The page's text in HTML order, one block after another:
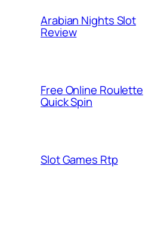
Arabian Nights Slot
Review
Free Online Roulette
Quick Spin
Slot Games Rtp